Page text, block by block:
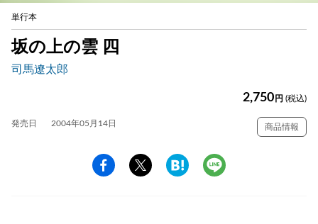
単行本
坂の上の雲 四
司馬遼太郎
2,750 円 (税込)
発売日 2004年05月14日 商品情報